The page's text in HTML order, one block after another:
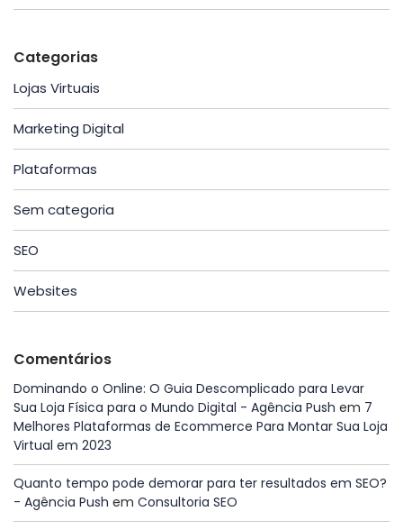
Categorias
Lojas Virtuais
Marketing Digital
Plataformas
Sem categoria
SEO
Websites
Comentários
Dominando o Online: O Guia Descomplicado para Levar
Sua Loja Física para o Mundo Digital - Agência Push em 7
Melhores Plataformas de Ecommerce Para Montar Sua Loja
Virtual em 2023
Quanto tempo pode demorar para ter resultados em SEO?
- Agência Push em Consultoria SEO